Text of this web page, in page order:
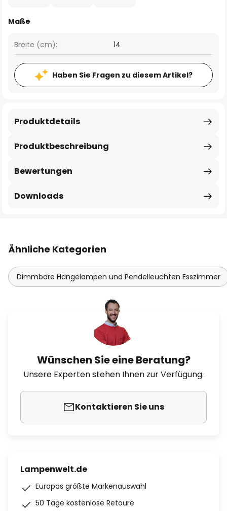
Maße
Breite (cm): 14
Haben Sie Fragen zu diesem Artikel?
Produktbeschreibung
Produktdetails
Bewertungen
Downloads
Ähnliche Kategorien
Dimmbare Hängelampen und Pendelleuchten Esszimmer
Wünschen Sie eine Beratung?
Unsere Experten stehen Ihnen zur Verfügung.
Kontaktieren Sie uns
Lampenwelt.de
Europas größte Markenauswahl
50 Tage kostenlose Retoure